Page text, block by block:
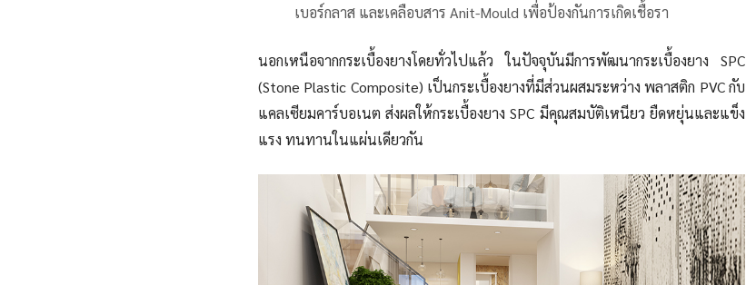
เบอร์กลาส และเคลือบสาร Anit-Mould เพื่อป้องกันการเกิดเชื้อรา
นอกเหนือจากกระเบื้องยางโดยทั่วไปแล้ว ในปัจจุบันมีการพัฒนากระเบื้องยาง SPC
(Stone Plastic Composite) เป็นกระเบื้องยางที่มีส่วนผสมระหว่าง พลาสติก PVC กับ
แคลเซียมคาร์บอเนต ส่งผลให้กระเบื้องยาง SPC มีคุณสมบัติเหนียว ยืดหยุ่นและแข็ง
แรง ทนทานในแผ่นเดียวกัน